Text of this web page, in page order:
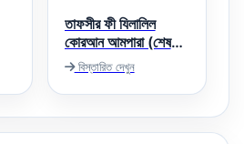
তাফসীর ফী যিলালিল
কোরআন আমপারা (শেষ
খন্ড)
বিস্তারিত দেখুন